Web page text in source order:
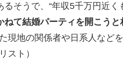
るそうで、“年収5千万円近
ねて結婚パーティを開こうと
現地の関係者や日系人など
スト）